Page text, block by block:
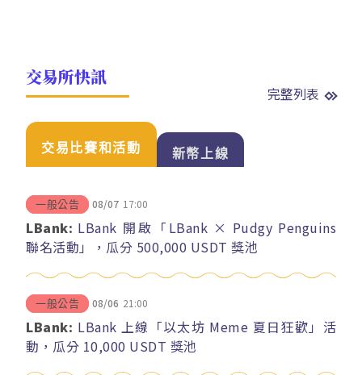
交易所快訊
完整列表
交易比賽和活動 新幣上線
一般公告 08/07 17:00
LBank: LBank 開啟「LBank × Pudgy Penguins
聯名活動」，瓜分 500,000 USDT 獎池
一般公告 08/06 21:00
LBank: LBank 上線「以太坊 Meme 夏日狂歡」活
動，瓜分 10,000 USDT 獎池